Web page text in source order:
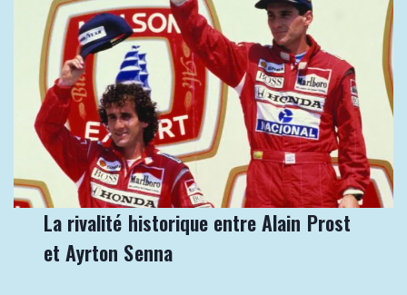
La rivalité historique entre Alain Prost
et Ayrton Senna